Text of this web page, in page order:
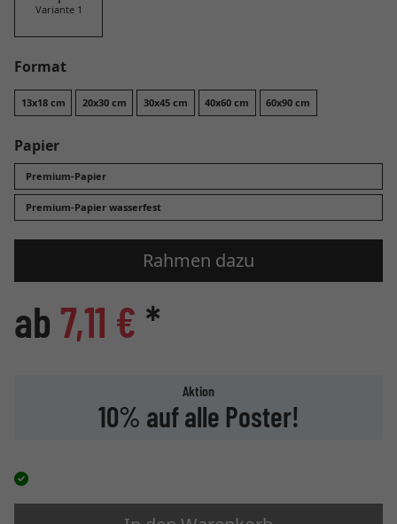
Variante 1
Format
13x18 cm 20x30 cm 30x45 cm 40x60 cm 60x90 cm
Papier
Premium-Papier
Premium-Papier wasserfest
Rahmen dazu
ab 7,11 € *
Aktion
10% auf alle Poster!